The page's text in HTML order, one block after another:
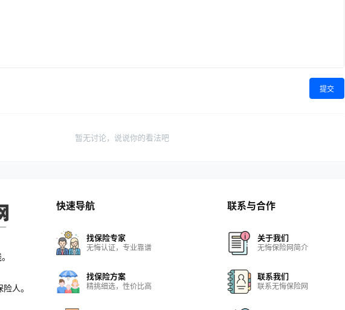
提交
暂无讨论，说说你的看法吧
人。
快速导航
找保险专家
无悔认证，专业靠谱
找保险方案
精挑细选，性价比高
联系与合作
关于我们
无悔保险网简介
联系我们
联系无悔保险网